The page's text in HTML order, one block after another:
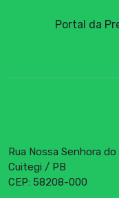
Portal da
Rua Nossa Senhora
Cuitegi / PB
CEP: 58208-000